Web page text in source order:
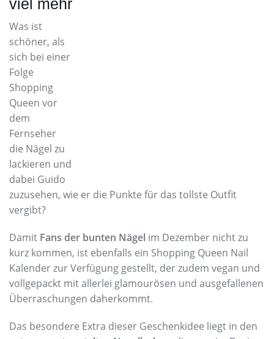
viel mehr
Was ist
schöner, als
sich bei einer
Folge
Shopping
Queen vor
dem
Fernseher
die Nägel zu
lackieren und
dabei Guido
zuzusehen, wie er die Punkte für das tollste Outfit
vergibt?
Damit Fans der bunten Nägel im Dezember nicht zu
kurz kommen, ist ebenfalls ein Shopping Queen Nail
Kalender zur Verfügung gestellt, der zudem vegan und
vollgepackt mit allerlei glamourösen und ausgefallenen
Überraschungen daherkommt.
Das besondere Extra dieser Geschenkidee liegt in den